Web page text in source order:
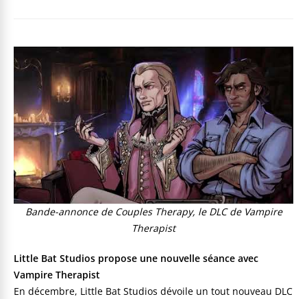
Bande-annonce de Couples Therapy, le DLC de Vampire
Therapist
Little Bat Studios propose une nouvelle séance avec
Vampire Therapist
En décembre, Little Bat Studios dévoile un tout nouveau DLC